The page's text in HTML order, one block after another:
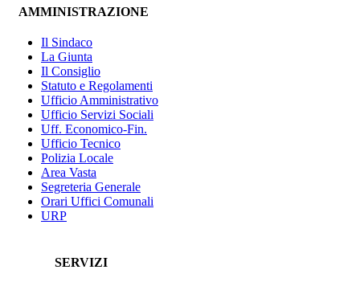
AMMINISTRAZIONE
Il Sindaco
La Giunta
Il Consiglio
Statuto e Regolamenti
Ufficio Amministrativo
Ufficio Servizi Sociali
Uff. Economico-Fin.
Ufficio Tecnico
Polizia Locale
Area Vasta
Segreteria Generale
Orari Uffici Comunali
URP
SERVIZI